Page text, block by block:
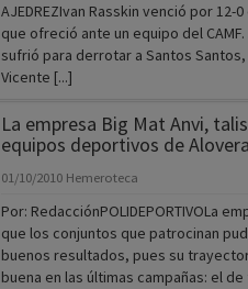
AJEDREZIvan Rasskin venció por 12-
que ofreció ante un equipo del CAMF.
sufrió para derrotar a Santos
Vicente [...]
La empresa Big Mat Anvi,
equipos deportivos de Alovera
01/10/2010 Hemeroteca
Por: RedacciónPOLIDEPORTIVOLa
que los conjuntos que patrocinan
buenos resultados, pues su
buena en las últimas campañas: el